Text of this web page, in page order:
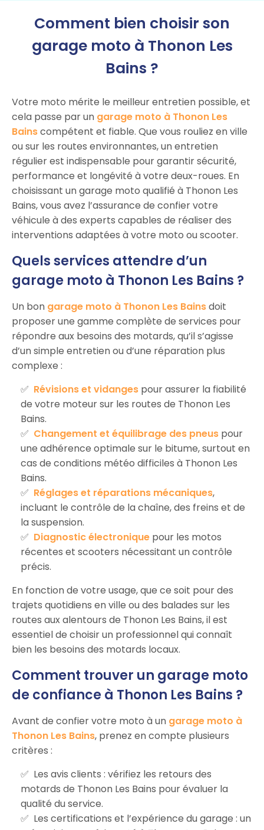
Comment bien choisir son
garage moto à Thonon Les
Bains ?
Votre moto mérite le meilleur entretien possible, et
cela passe par un garage moto à Thonon Les
Bainscompétent et fiable. Que vous rouliez en ville
ou sur les routes environnantes, un entretien
régulier est indispensable pour garantir sécurité,
performance et longévité à votre deux-roues. En
choisissant un garage moto qualifié à Thonon Les
Bains, vous avez l’assurance de confier votre
véhicule à des experts capables de réaliser des
interventions adaptées à votre moto ou scooter.
Quels services attendre d’un
garage moto à Thonon Les Bains ?
Un bon garage moto à Thonon Les Bainsdoit
proposer une gamme complète de services pour
répondre aux besoins des motards, qu’il s’agisse
d’un simple entretien ou d’une réparation plus
complexe :
Révisions et vidanges pour assurer la fiabilité
de votre moteur sur les routes de Thonon Les
Bains.
Changement et équilibrage des pneus pour
une adhérence optimale sur le bitume, surtout en
cas de conditions météo difficiles à Thonon Les
Bains.
Réglages et réparations mécaniques,
incluant le contrôle de la chaîne, des freins et de
la suspension.
Diagnostic électronique pour les motos
récentes et scooters nécessitant un contrôle
précis.
En fonction de votre usage, que ce soit pour des
trajets quotidiens en ville ou des balades sur les
routes aux alentours de Thonon Les Bains, il est
essentiel de choisir un professionnel qui connaît
bien les besoins des motards locaux.
Comment trouver un garage moto
de confiance à Thonon Les Bains ?
Avant de confier votre moto à un garage moto à
Thonon Les Bains, prenez en compte plusieurs
critères :
Les avis clients : vérifiez les retours des
motards de Thonon Les Bains pour évaluer la
qualité du service.
Les certifications et l’expérience du garage : un